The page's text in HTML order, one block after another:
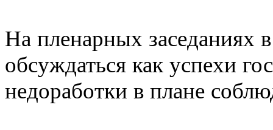
На пленарных заседаниях
обсуждаться как успехи
недоработки в плане